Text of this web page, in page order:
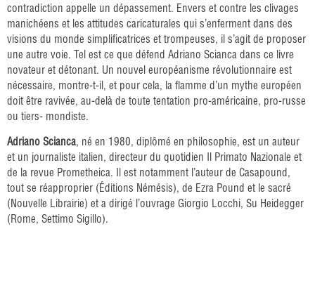
contradiction appelle un dépassement. Envers et contre les clivages
manichéens et les attitudes caricaturales qui s’enferment dans des
visions du monde simplificatrices et trompeuses, il s’agit de proposer
une autre voie. Tel est ce que défend Adriano Scianca dans ce livre
novateur et détonant. Un nouvel européanisme révolutionnaire est
nécessaire, montre-t-il, et pour cela, la flamme d’un mythe européen
doit être ravivée, au-delà de toute tentation pro-américaine, pro-russe
ou tiers- mondiste.
Adriano Scianca, né en 1980, diplômé en philosophie, est un auteur
et un journaliste italien, directeur du quotidien Il Primato Nazionale et
de la revue Prometheica. Il est notamment l’auteur de Casapound,
tout se réapproprier (Éditions Némésis), de Ezra Pound et le sacré
(Nouvelle Librairie) et a dirigé l’ouvrage Giorgio Locchi, Su Heidegger
(Rome, Settimo Sigillo).